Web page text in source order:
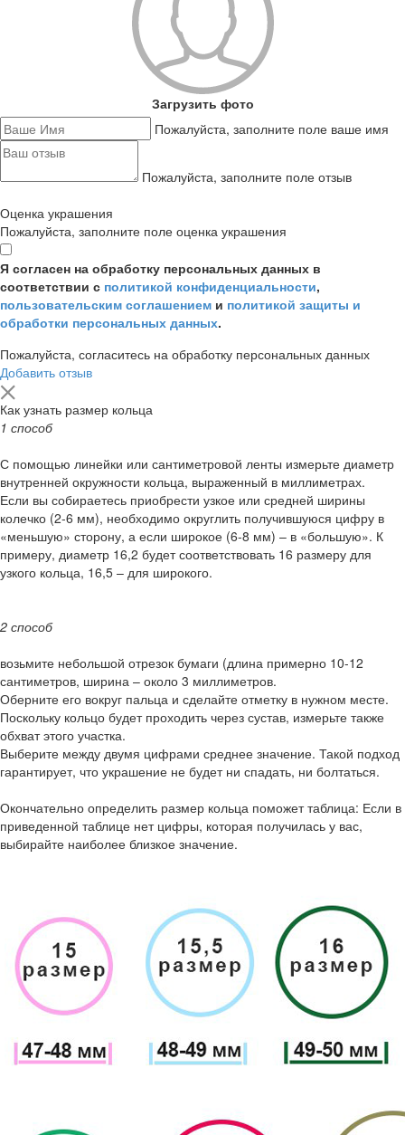
Загрузить фото
Пожалуйста, заполните поле ваше имя
Пожалуйста, заполните поле отзыв
Оценка украшения
Пожалуйста, заполните поле оценка украшения
Я согласен на обработку персональных данных в
соответствии с политикой конфиденциальности,
пользовательским соглашением и политикой защиты и
обработки персональных данных.
Пожалуйста, согласитесь на обработку персональных данных
Добавить отзыв
Как узнать размер кольца
1 способ
С помощью линейки или сантиметровой ленты измерьте диаметр
внутренней окружности кольца, выраженный в миллиметрах.
Если вы собираетесь приобрести узкое или средней ширины
колечко (2-6 мм), необходимо округлить получившуюся цифру в
«меньшую» сторону, а если широкое (6-8 мм) – в «большую». К
примеру, диаметр 16,2 будет соответствовать 16 размеру для
узкого кольца, 16,5 – для широкого.
2 способ
возьмите небольшой отрезок бумаги (длина примерно 10-12
сантиметров, ширина – около 3 миллиметров.
Оберните его вокруг пальца и сделайте отметку в нужном месте.
Поскольку кольцо будет проходить через сустав, измерьте также
обхват этого участка.
Выберите между двумя цифрами среднее значение. Такой подход
гарантирует, что украшение не будет ни спадать, ни болтаться.
Окончательно определить размер кольца поможет таблица: Если в
приведенной таблице нет цифры, которая получилась у вас,
выбирайте наиболее близкое значение.